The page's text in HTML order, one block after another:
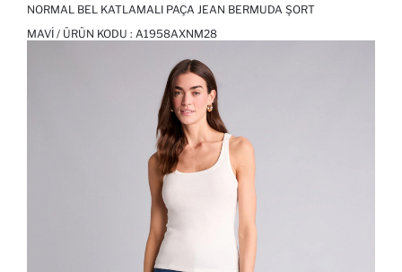
NORMAL BEL KATLAMALI PAÇA JEAN BERMUDA ŞORT
MAVI / ÜRÜN KODU : A1958AXNM28